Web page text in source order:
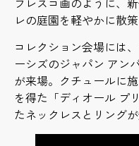
レの庭園を軽やかに散
コレクション会場には
ーシズのジャパン アン
が来場。クチュールに
を得た「ディオール プ
たネックレスとリング